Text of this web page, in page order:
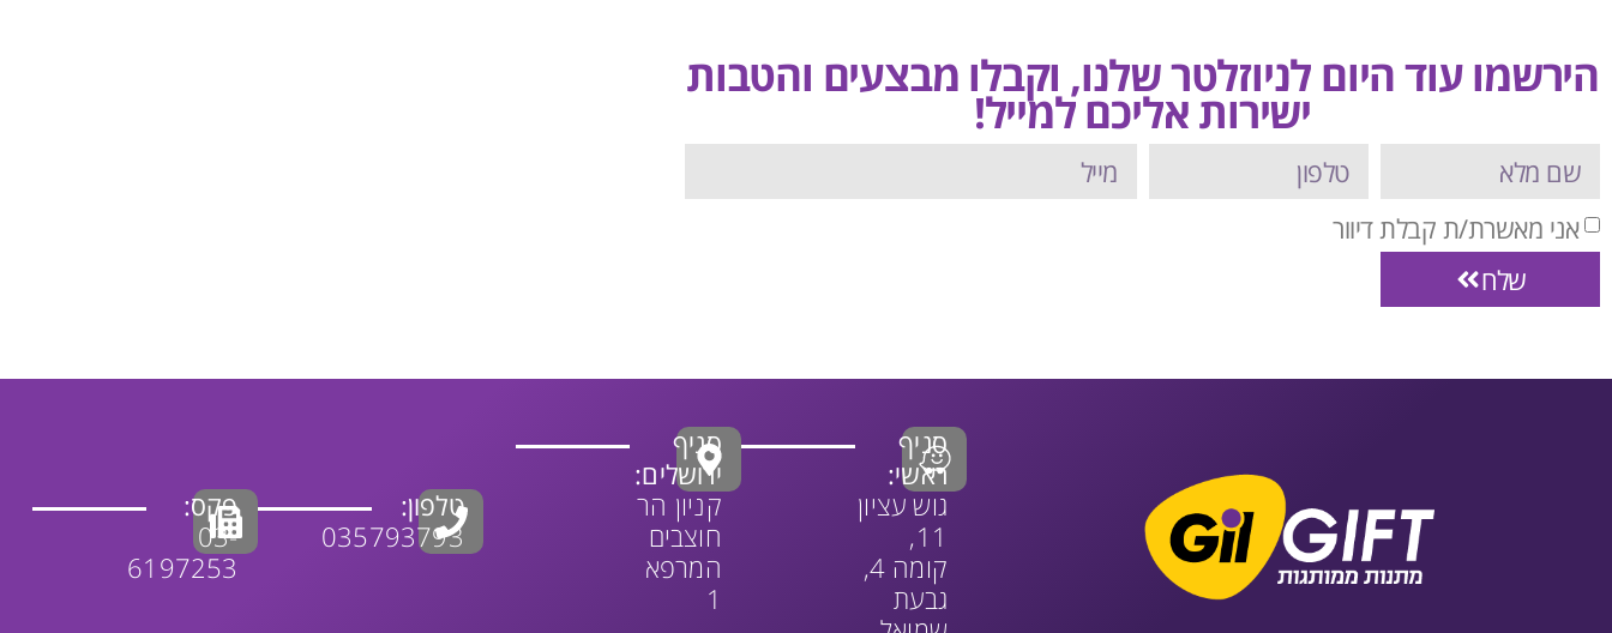
הירשמו עוד היום לניוזלטר שלנו, וקבלו מבצעים והטבות
ישירות אליכם למייל!
אני מאשרת/ת קבלת דיוור
שלח
סניף
ראשי:
גוש עציון
11,
קומה 4,
גבעת
סניף
ירושלים:
קניון הר
חוצבים
המרפא
1
טלפון:
035793793
פקס:
03-
6197253